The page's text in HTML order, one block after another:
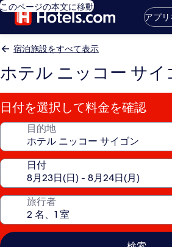
このページの本文に移動
アプ
宿泊施設をすべて表示
ホテル ニッコー サイ
日付を選択して料金を確認
目的地
日付
旅行者